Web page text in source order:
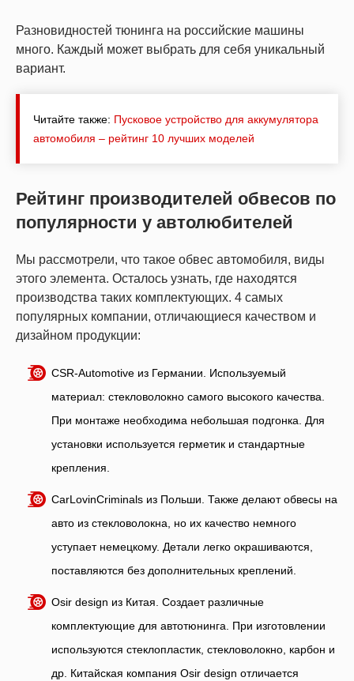
Разновидностей тюнинга на российские машины
много. Каждый может выбрать для себя уникальный
вариант.
Читайте также: Пусковое устройство для аккумулятора
автомобиля – рейтинг 10 лучших моделей
Рейтинг производителей обвесов по
популярности у автолюбителей
Мы рассмотрели, что такое обвес автомобиля, виды
этого элемента. Осталось узнать, где находятся
производства таких комплектующих. 4 самых
популярных компании, отличающиеся качеством и
дизайном продукции:
CSR-Automotive из Германии. Используемый
материал: стекловолокно самого высокого качества.
При монтаже необходима небольшая подгонка. Для
установки используется герметик и стандартные
крепления.
CarLovinCriminals из Польши. Также делают обвесы на
авто из стекловолокна, но их качество немного
уступает немецкому. Детали легко окрашиваются,
поставляются без дополнительных креплений.
Osir design из Китая. Создает различные
комплектующие для автотюнинга. При изготовлении
используются стеклопластик, стекловолокно, карбон и
др. Китайская компания Osir design отличается